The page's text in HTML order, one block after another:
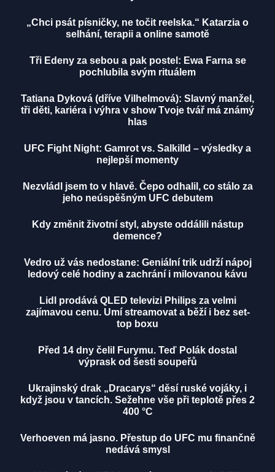
„Chci psát písničky, ne točit reelska.“ Katarzia o
selhání, terapii a online samotě
Tři Edeny za sebou a pak postel: Ewa Farna se
pochlubila svým rituálem
Tatiana Dyková (dříve Vilhelmová): Slavný manžel,
tři děti, kariéra i výhra v show Tvoje tvář má známý
hlas
UFC Fight Night: Gamrot vs. Salkilld – výsledky a
nejlepší momenty
Nezvládl jsem to v hlavě. Čepo odhalil, co stálo za
jeho neúspěšným UFC debutem
Kdy změnit životní styl, abyste oddálili nástup
demence?
Vedro už vás nedostane: Geniální trik udrží nápoj
ledový celé hodiny a zachrání i milovanou kávu
Lidl prodává QLED televizi Philips za velmi
zajímavou cenu. Umí streamovat a běží i bez set-
top boxu
Před 14 dny čelil Furymu. Teď Polák dostal
výprask od šesti soupeřů
Ukrajinský drak „Dracarys“ děsí ruské vojáky, i
když jsou v tancích. Sežehne vše při teplotě přes 2
400 °C
Verhoeven má jasno. Přestup do UFC mu finančně
nedává smysl